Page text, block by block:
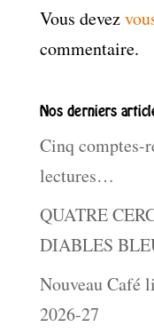
Vous devez
commentaire.
Nos derniers
Cinq comptes-
lectures…
QUATRE
DIABLES
Nouveau Café
2026-27